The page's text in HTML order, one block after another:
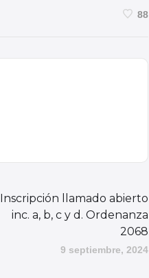
88
Inscripción llamado abierto
inc. a, b, c y d. Ordenanza
2068
9 septiembre, 2024